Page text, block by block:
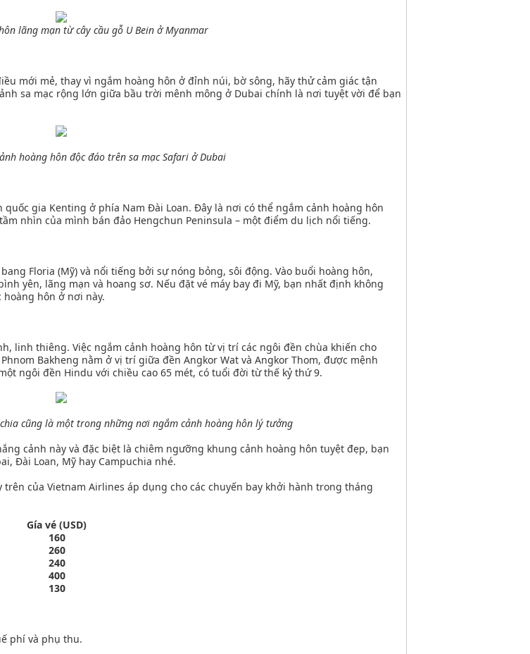
lãng mạn từ cây cầu gỗ U Bein ở Myanmar
mới mẻ, thay vì ngắm hoàng hôn ở đỉnh núi, bờ sông, hãy thử cảm giác tận
sa mạc rộng lớn giữa bầu trời mênh mông ở Dubai chính là nơi tuyệt vời để bạn
hoàng hôn độc đáo trên sa mạc Safari ở Dubai
gia Kenting ở phía Nam Đài Loan. Đây là nơi có thể ngắm cảnh hoàng hôn
nhìn của mình bán đảo Hengchun Peninsula – một điểm du lịch nổi tiếng.
Floria (Mỹ) và nổi tiếng bởi sự nóng bỏng, sôi động. Vào buổi hoàng hôn,
yên, lãng mạn và hoang sơ. Nếu đặt vé máy bay đi Mỹ, bạn nhất định không
hôn ở nơi này.
linh thiêng. Việc ngắm cảnh hoàng hôn từ vị trí các ngôi đền chùa khiến cho
Bakheng nằm ở vị trí giữa đền Angkor Wat và Angkor Thom, được mệnh
ngôi đền Hindu với chiều cao 65 mét, có tuổi đời từ thế kỷ thứ 9.
cũng là một trong những nơi ngắm cảnh hoàng hôn lý tưởng
cảnh này và đặc biệt là chiêm ngưỡng khung cảnh hoàng hôn tuyệt đẹp, bạn
Đài Loan, Mỹ hay Campuchia nhé.
của Vietnam Airlines áp dụng cho các chuyến bay khởi hành trong tháng
Gía vé (USD)
160
260
240
400
130
phí và phụ thu.